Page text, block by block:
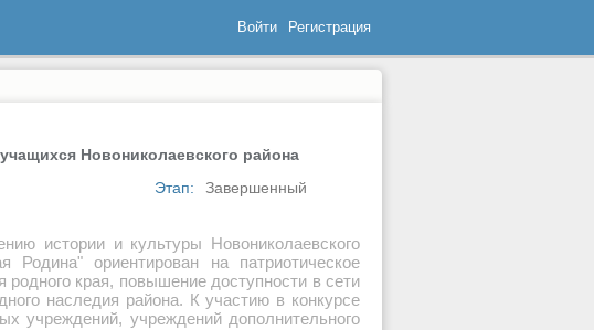
Войти Регистрация
Новониколаевского района
Этап: Завершенный
истории и культуры Новониколаевского
Родина" ориентирован на патриотическое
края, повышение доступности в сети
наследия района. К участию в конкурсе
учреждений, учреждений дополнительного